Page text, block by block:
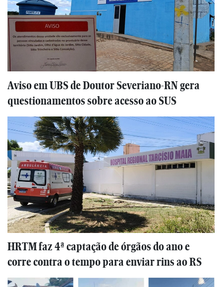
Aviso em UBS de Doutor Severiano-RN gera
questionamentos sobre acesso ao SUS
HRTM faz 4ª captação de órgãos do ano e
corre contra o tempo para enviar rins ao RS